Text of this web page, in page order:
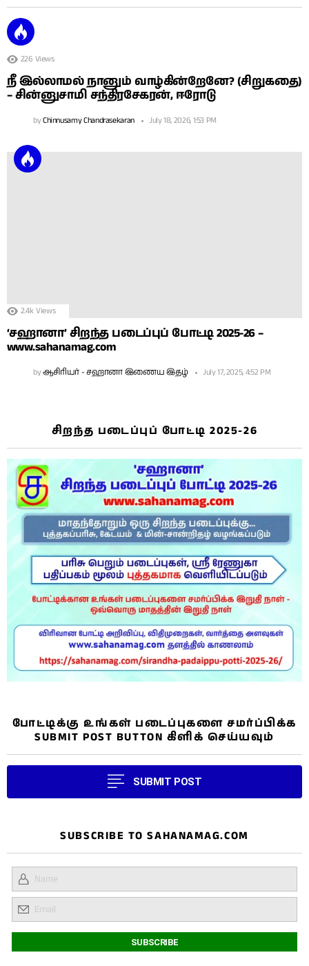
226 Views
நீ இல்லாமல் நானும் வாழ்கின்றேனே? (சிறுகதை)
– சின்னுசாமி சந்திரசேகரன், ஈரோடு
byChinnusamy Chandrasekaran July 18, 2026, 1:53 PM
2.4k Views
‘சஹானா’ சிறந்த படைப்புப் போட்டி 2025-26 –
www.sahanamag.com
byஆசிரியர் - சஹானா இணைய இதழ் July 17, 2025, 4:52 PM
சிறந்த படைப்புப் போட்டி 2025-26
போட்டிக்கு உங்கள் படைப்புகளை சமர்ப்பிக்க
SUBMIT POST BUTTON கிளிக் செய்யவும்
SUBMIT POST
SUBSCRIBE TO SAHANAMAG.COM